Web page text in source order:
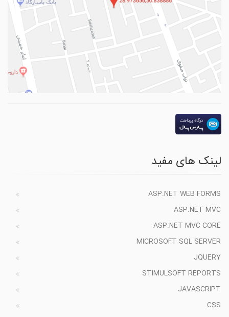
لینک های مفید
ASP.NET WEB FORMS
ASP.NET MVC
ASP.NET MVC CORE
MICROSOFT SQL SERVER
JQUERY
STIMULSOFT REPORTS
JAVASCRIPT
CSS